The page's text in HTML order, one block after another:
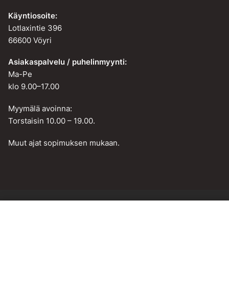
Käyntiosoite:
Lotlaxintie 396
66600 Vöyri
Asiakaspalvelu / puhelinmyynti:
Ma-Pe
klo 9.00–17.00
Myymälä avoinna:
Torstaisin 10.00 – 19.00.
Muut ajat sopimuksen mukaan.